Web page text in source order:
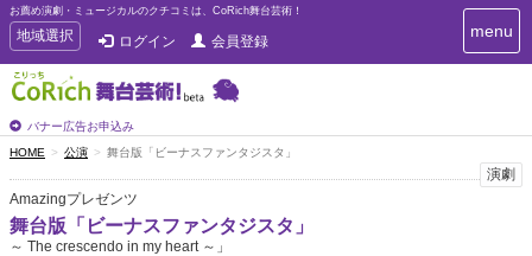
お薦め演劇・ミュージカルのクチコミは、CoRich舞台芸術！
T
o
g
g
e
n
a
v
i
g
地域選択 ログイン 会員登録
バナー広告お申込み
T
o
menu
HOME 公演 舞台版「ビーナスファンタジスタ」
演劇
Amazingプレゼンツ
舞台版「ビーナスファンタジスタ」
～ The crescendo in my heart ～」